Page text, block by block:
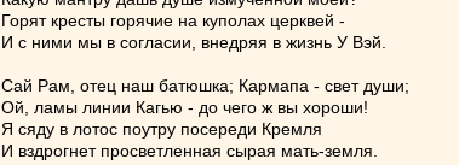
Горят кресты горячие на куполах церквей -
И с ними мы в согласии, внедряя в жизнь У Вэй.
Сай Рам, отец наш батюшка; Кармапа - свет души;
Ой, ламы линии Кагью - до чего ж вы хороши!
Я сяду в лотос поутру посереди Кремля
И вздрогнет просветленная сырая мать-земля.